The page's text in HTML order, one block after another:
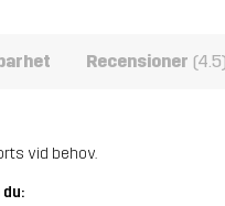
Recensioner (4.5)
vid behov.